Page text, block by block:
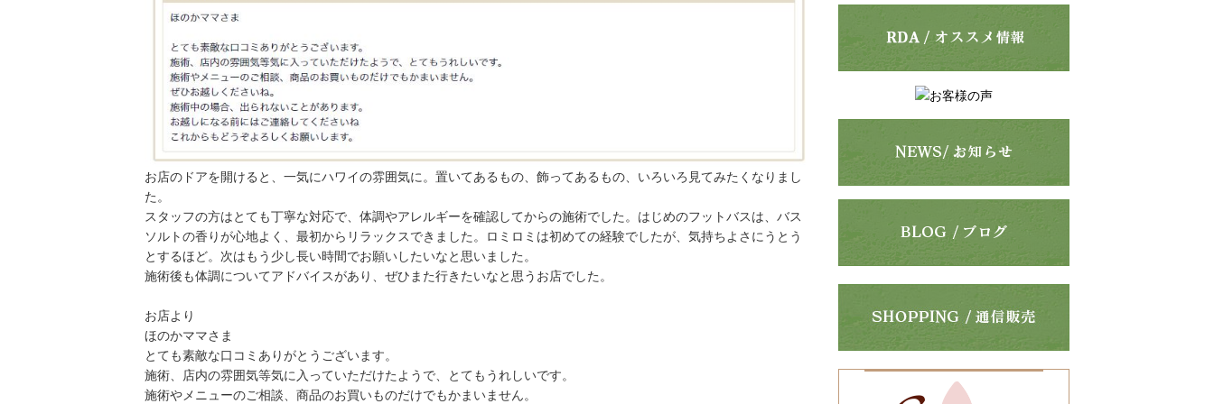
お店のドアを開けると、一気にハワイの雰囲気に。置いてあるもの、飾ってあるもの、いろいろ見てみたくなりまし
た。
スタッフの方はとても丁寧な対応で、体調やアレルギーを確認してからの施術でした。はじめのフットバスは、バス
ソルトの香りが心地よく、最初からリラックスできました。ロミロミは初めての経験でしたが、気持ちよさにうとう
とするほど。次はもう少し長い時間でお願いしたいなと思いました。
施術後も体調についてアドバイスがあり、ぜひまた行きたいなと思うお店でした。
お店より
ほのかママさま
とても素敵な口コミありがとうございます。
施術、店内の雰囲気等気に入っていただけたようで、とてもうれしいです。
施術やメニューのご相談、商品のお買いものだけでもかまいません。